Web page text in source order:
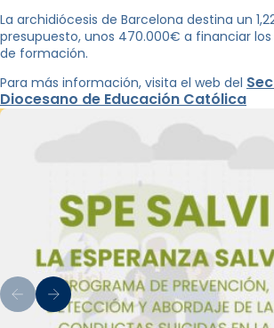
La archidiócesis de Barcelona destina un
presupuesto, unos 470.000€ a financiar
de formación.
Para más información, visita el web del
Diocesano de Educación Católica